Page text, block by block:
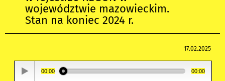
województwie mazowieckim.
Stan na koniec 2024 r.
17.02.2025
00:00 00:00